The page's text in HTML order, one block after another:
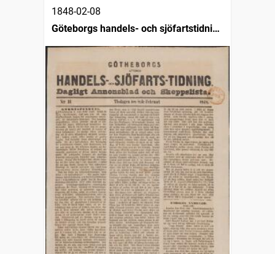
1848-02-08
Göteborgs handels- och sjöfartstidning